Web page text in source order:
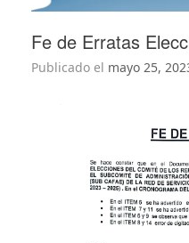
Fe de Erratas
Publicado el mayo 25,